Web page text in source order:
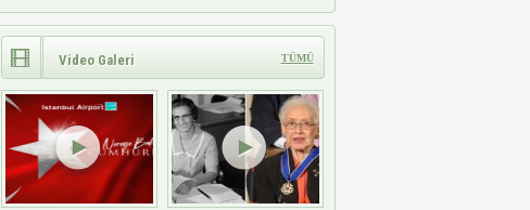
Video Galeri TÜMÜ